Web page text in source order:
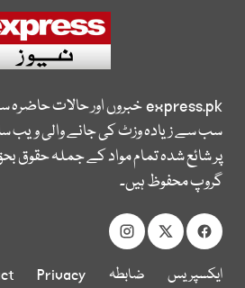
express.pkخبروں اور حالات
سب سے زیادہ وزٹ کی جانے والی
پر شائع شدہ تمام مواد کے جملہ حقوق
گروپ محفوظ ہیں۔
ایکسپریس
ضابطہ
Privacy